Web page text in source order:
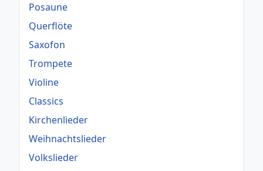
Posaune
Querflöte
Saxofon
Trompete
Violine
Classics
Kirchenlieder
Weihnachtslieder
Volkslieder